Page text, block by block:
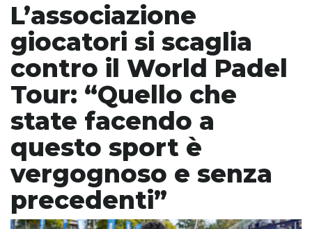
L’associazione
giocatori si scaglia
contro il World Padel
Tour: “Quello che
state facendo a
questo sport è
vergognoso e senza
precedenti”